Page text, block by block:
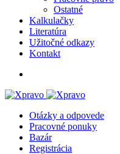
Ostatné
Kalkulačky
Literatúra
Užitočné odkazy
Kontakt
Otázky a odpovede
Pracovné ponuky
Bazár
Registrácia